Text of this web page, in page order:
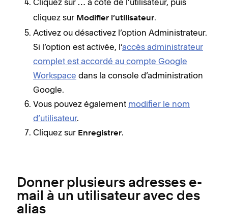
Cliquez sur … à côté de l’utilisateur, puis
cliquez sur Modifier l’utilisateur.
Activez ou désactivez l’option Administrateur.
Si l’option est activée, l’accès administrateur
complet est accordé au compte Google
Workspace dans la console d’administration
Google.
Vous pouvez également modifier le nom
d’utilisateur.
Cliquez sur Enregistrer.
Donner plusieurs adresses e-
mail à un utilisateur avec des
alias